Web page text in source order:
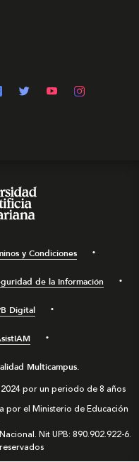
y Condiciones
de la Información
Digital
Multicampus.
por un periodo de 8 años
por el Ministerio de Educación
Nit UPB: 890.902.922-6.